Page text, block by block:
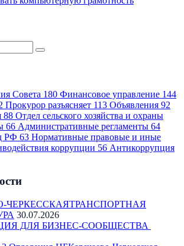
Совета 180 Финансовое управление 144
Прокурор разъясняет 113 Объявления 92
88 Отдел сельского хозяйства и охраны
66 Административные регламенты 64
РФ 63 Нормативные правовые и иные
коррупции 56 Антикоррупция
ЧЕРКЕССКАЯТРАНСПОРТНАЯ
30.07.2026
ДЛЯ БИЗНЕС-СООБЩЕСТВА